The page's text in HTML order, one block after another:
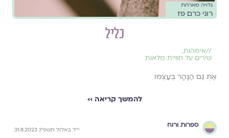
גלויה מארחת
רוני כרם פז
כליל
//אימהות,
שירים על חוויית מלאות
אַתְּ גַּם הַנָּהָר בְּעַצְמוֹ
להמשך קריאה ››
ספרות ורוח
י״ד באלול תשפ״ג 31.8.2023